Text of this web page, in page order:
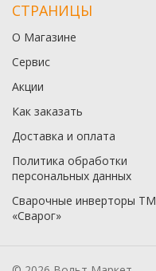
СТРАНИЦЫ
О Магазине
Сервис
Акции
Как заказать
Доставка и оплата
Политика обработки
персональных данных
Сварочные инверторы ТМ
«Сварог»